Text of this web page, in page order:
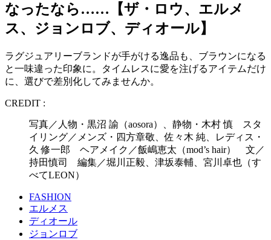
なったなら……【ザ・ロウ、エルメ
ス、ジョンロブ、ディオール】
ラグジュアリーブランドが手がける逸品も、ブラウンになる
と一味違った印象に。タイムレスに愛を注げるアイテムだけ
に、選びで差別化してみませんか。
CREDIT :
写真／人物・黒沼 諭（aosora）、静物・木村 慎 スタ
イリング／メンズ・四方章敬、佐々木 純、レディス・
久 修一郎 ヘアメイク／飯嶋恵太（mod’s hair） 文／
持田慎司 編集／堀川正毅、津坂泰輔、宮川卓也（す
べてLEON）
FASHION
エルメス
ディオール
ジョンロブ